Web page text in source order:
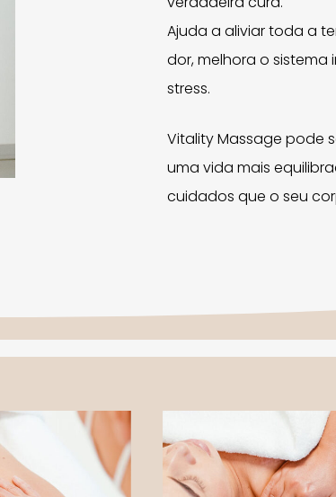
Ajuda a aliviar toda a
dor, melhora o sistema
stress.
Vitality Massage pode
uma vida mais
cuidados que o seu